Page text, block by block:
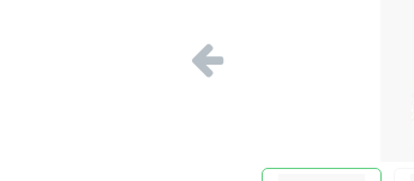
Vorige